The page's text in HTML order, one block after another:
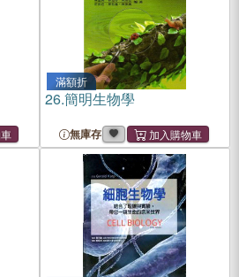
滿額折
26.簡明生物學
無庫存